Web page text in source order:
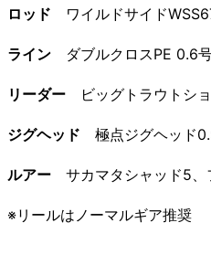
ロッド ワイルドサイド
ライン ダブルクロスPE 0.6
リーダー ビッグトラウトシ
ジグヘッド 極点ジグヘッド
ルアー サカマタシャッド5
※リールはノーマルギア推奨